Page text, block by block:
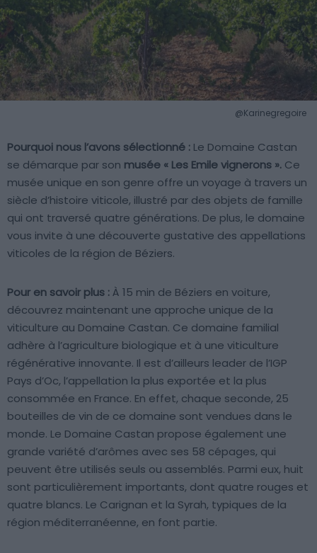
@Karinegregoire
Pourquoi nous l’avons sélectionné : Le Domaine Castan
se démarque par son musée « Les Emile vignerons ». Ce
musée unique en son genre offre un voyage à travers un
siècle d’histoire viticole, illustré par des objets de famille
qui ont traversé quatre générations. De plus, le domaine
vous invite à une découverte gustative des appellations
viticoles de la région de Béziers.
Pour en savoir plus :À 15 min de Béziers en voiture,
découvrez maintenant une approche unique de la
viticulture au Domaine Castan. Ce domaine familial
adhère à l’agriculture biologique et à une viticulture
régénérative innovante. Il est d’ailleurs leader de l’IGP
Pays d’Oc, l’appellation la plus exportée et la plus
consommée en France. En effet, chaque seconde, 25
bouteilles de vin de ce domaine sont vendues dans le
monde. Le Domaine Castan propose également une
grande variété d’arômes avec ses 58 cépages, qui
peuvent être utilisés seuls ou assemblés. Parmi eux, huit
sont particulièrement importants, dont quatre rouges et
quatre blancs. Le Carignan et la Syrah, typiques de la
région méditerranéenne, en font partie.